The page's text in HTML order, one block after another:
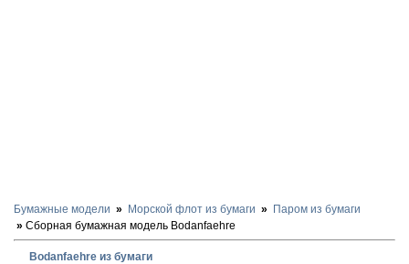
Бумажные модели Морской флот из бумаги
Паром из бумаги
Сборная бумажная модель Bodanfaehre
Bodanfaehre из бумаги